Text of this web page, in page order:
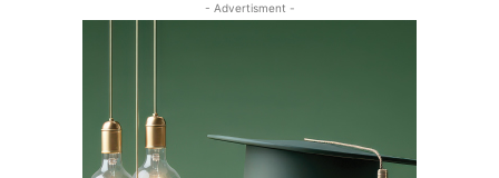
- Advertisment -